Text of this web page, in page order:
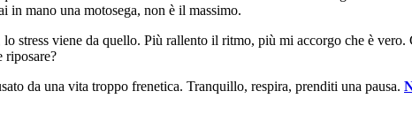
in mano una motosega, non è il massimo.
stress viene da quello. Più rallento il ritmo, più mi accorgo che è
riposare?
da una vita troppo frenetica. Tranquillo, respira, prenditi una pausa.